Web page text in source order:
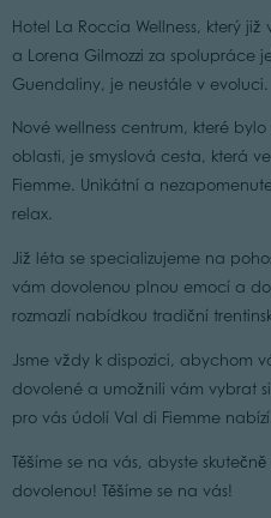
Hotel La Roccia Wellness, který
a Lorena Gilmozzi za spolupráce
Guendaliny, je neustále v evoluci.
Nové wellness centrum, které
oblasti, je smyslová cesta, která
Fiemme. Unikátní a
relax.
Již léta se specializujeme na
vám dovolenou plnou emocí a
rozmazlí nabídkou tradiční
Jsme vždy k dispozici, abychom
dovolené a umožnili vám vybrat
pro vás údolí Val di Fiemme nabízí.
Těšíme se na vás, abyste
dovolenou! Těšíme se na vás!